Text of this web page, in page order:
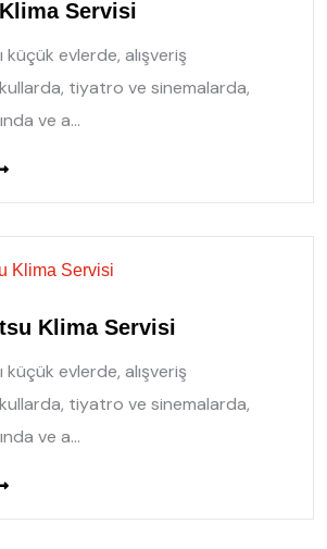
Servisi
küçük evlerde, alışveriş
tiyatro ve sinemalarda,
ve a...
Klima Servisi
küçük evlerde, alışveriş
tiyatro ve sinemalarda,
ve a...